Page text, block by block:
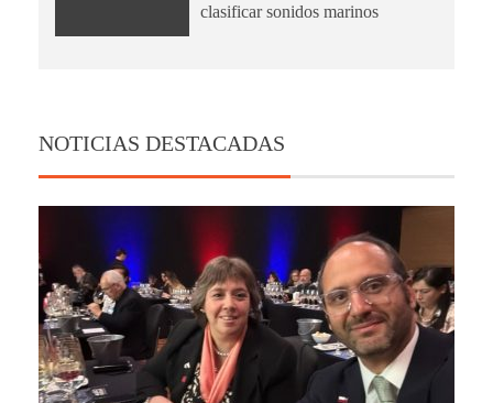
clasificar sonidos marinos
NOTICIAS DESTACADAS